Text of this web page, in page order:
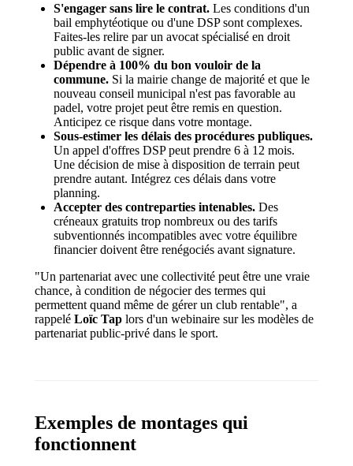
S'engager sans lire le contrat. Les conditions d'un
bail emphytéotique ou d'une DSP sont complexes.
Faites-les relire par un avocat spécialisé en droit
public avant de signer.
Dépendre à 100% du bon vouloir de la
commune. Si la mairie change de majorité et que le
nouveau conseil municipal n'est pas favorable au
padel, votre projet peut être remis en question.
Anticipez ce risque dans votre montage.
Sous-estimer les délais des procédures publiques.
Un appel d'offres DSP peut prendre 6 à 12 mois.
Une décision de mise à disposition de terrain peut
prendre autant. Intégrez ces délais dans votre
planning.
Accepter des contreparties intenables. Des
créneaux gratuits trop nombreux ou des tarifs
subventionnés incompatibles avec votre équilibre
financier doivent être renégociés avant signature.
"Un partenariat avec une collectivité peut être une vraie
chance, à condition de négocier des termes qui
permettent quand même de gérer un club rentable", a
rappelé Loïc Tap lors d'un webinaire sur les modèles de
partenariat public-privé dans le sport.
Exemples de montages qui
fonctionnent